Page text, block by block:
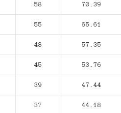
58 70.39
55 65.61
48 57.35
45 53.76
39 47.44
37 44.18